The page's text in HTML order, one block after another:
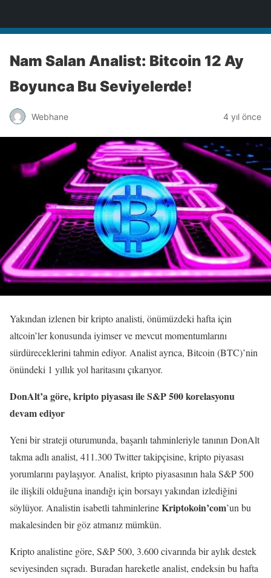
Nam Salan Analist: Bitcoin 12 Ay
Boyunca Bu Seviyelerde!
Webhane 4 yıl önce
Yakından izlenen bir kripto analisti, önümüzdeki hafta için
altcoin’ler konusunda iyimser ve mevcut momentumlarını
sürdüreceklerini tahmin ediyor. Analist ayrıca, Bitcoin (BTC)’nin
önündeki 1 yıllık yol haritasını çıkarıyor.
DonAlt’a göre, kripto piyasası ile S&P 500 korelasyonu
devam ediyor
Yeni bir strateji oturumunda, başarılı tahminleriyle tanının DonAlt
takma adlı analist, 411.300 Twitter takipçisine, kripto piyasası
yorumlarını paylaşıyor. Analist, kripto piyasasının hala S&P 500
ile ilişkili olduğuna inandığı için borsayı yakından izlediğini
söylüyor. Analistin isabetli tahminlerineKriptokoin’com’un bu
makalesinden bir göz atmanız mümkün.
Kripto analistine göre, S&P 500, 3.600 civarında bir aylık destek
seviyesinden sıçradı. Buradan hareketle analist, endeksin bu hafta